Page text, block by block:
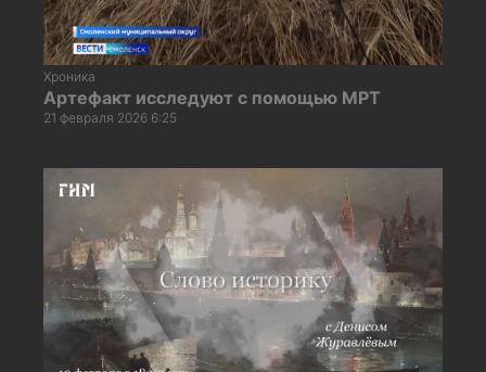
Хроника
Артефакт исследуют с помощью МРТ
21 февраля 2026 6:25